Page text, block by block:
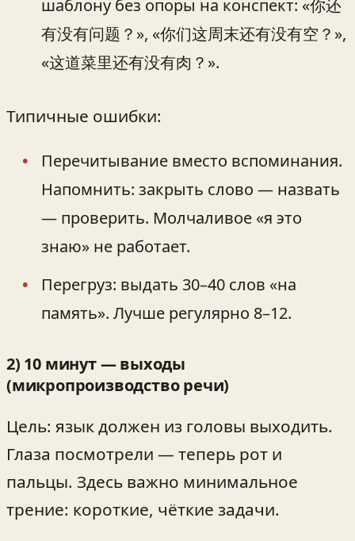
шаблону без опоры на конспект: «你还
有没有问题？», «你们这周末还有没有空？»,
«这道菜里还有没有肉？».
Типичные ошибки:
Перечитывание вместо вспоминания.
Напомнить: закрыть слово — назвать
— проверить. Молчаливое «я это
знаю» не работает.
Перегруз: выдать 30–40 слов «на
память». Лучше регулярно 8–12.
2) 10 минут — выходы
(микропроизводство речи)
Цель: язык должен из головы выходить.
Глаза посмотрели — теперь рот и
пальцы. Здесь важно минимальное
трение: короткие, чёткие задачи.